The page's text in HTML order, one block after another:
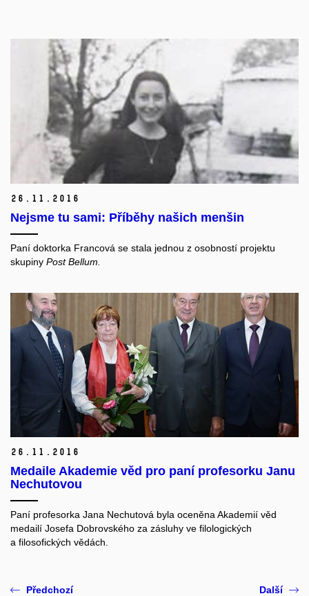
26. 11. 2016
Nejsme tu sami: Příběhy našich menšin
Paní doktorka Francová se stala jednou z osobností projektu
skupiny Post Bellum.
26. 11. 2016
Medaile Akademie věd pro paní profesorku Janu
Nechutovou
Paní profesorka Jana Nechutová byla oceněna Akademií věd
medailí Josefa Dobrovského za zásluhy ve filologických
a filosofických vědách.
Předchozí Další